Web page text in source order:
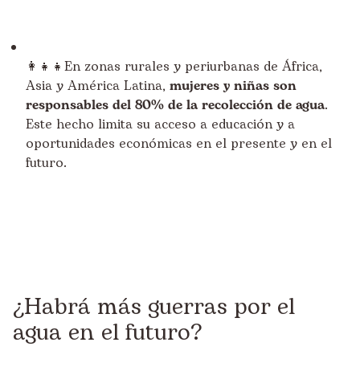
👩‍👧‍👧En zonas rurales y periurbanas de África,
Asia y América Latina, mujeres y niñas son
responsables del 80% de la recolección de agua.
Este hecho limita su acceso a educación y a
oportunidades económicas en el presente y en el
futuro.
¿Habrá más guerras por el
agua en el futuro?